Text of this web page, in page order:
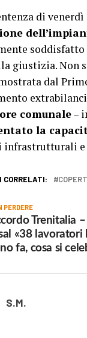
di
giustizia. Non
dal
comunale–
la
infrastrutturali e
CORRELATI:
PERDERE
Trenitalia –
«38 lavoratori
fa, cosa si
S.M.